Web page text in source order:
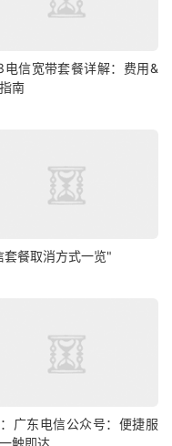
电信宽带套餐详解：费用&
南
套餐取消方式一览"
广东电信公众号：便捷服